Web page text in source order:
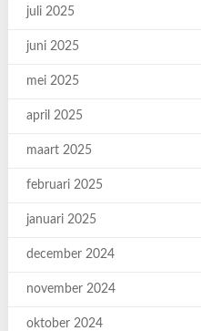
juli 2025
juni 2025
mei 2025
april 2025
maart 2025
februari 2025
januari 2025
december 2024
november 2024
oktober 2024